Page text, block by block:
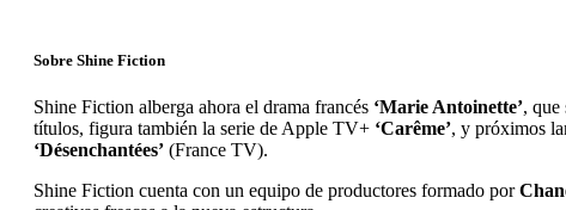
Sobre Shine Fiction
Shine Fiction alberga ahora el drama francés ‘Marie Antoinette’, que
títulos, figura también la serie de Apple TV+ ‘Carême’, y próximos
‘Désenchantées’ (France TV).
Shine Fiction cuenta con un equipo de productores formado por